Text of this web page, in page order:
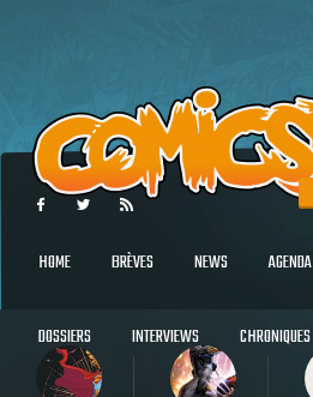
HOME BRÈVES NEWS AGENDA
DOSSIERS INTERVIEWS CHRONIQUES